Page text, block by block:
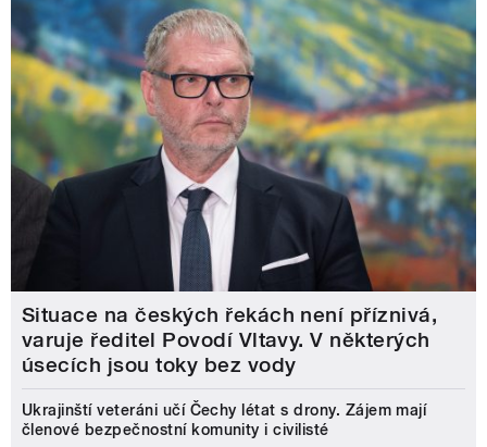
Situace na českých řekách není příznivá,
varuje ředitel Povodí Vltavy. V některých
úsecích jsou toky bez vody
Ukrajinští veteráni učí Čechy létat s drony. Zájem mají
členové bezpečnostní komunity i civilisté